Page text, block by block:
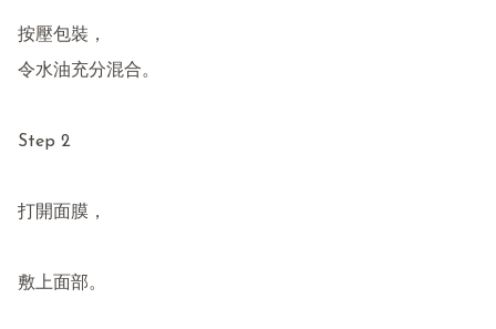
按壓包裝，
令水油充分混合。
Step 2
打開面膜，
敷上面部。